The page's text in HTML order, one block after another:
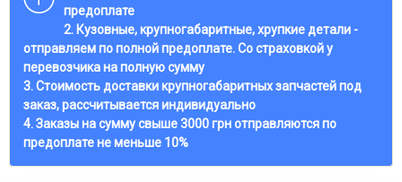
предоплате
2. Кузовные, крупногабаритные, хрупкие детали -
отправляем по полной предоплате. Со страховкой у
перевозчика на полную сумму
3. Стоимость доставки крупногабаритных запчастей под
заказ, рассчитывается индивидуально
4. Заказы на сумму свыше 3000 грн отправляются по
предоплате не меньше 10%